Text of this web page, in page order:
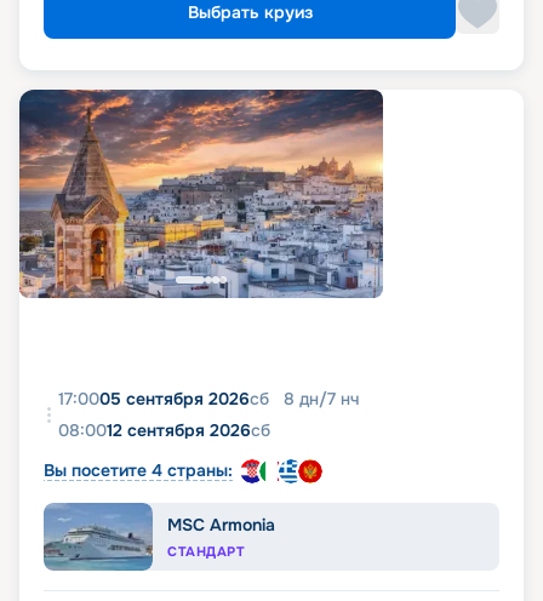
Выбрать круиз
17:0005 сентября 2026сб 8 дн/7 нч
08:0012 сентября 2026сб
Вы посетите 4 страны:
MSC Armonia
СТАНДАРТ